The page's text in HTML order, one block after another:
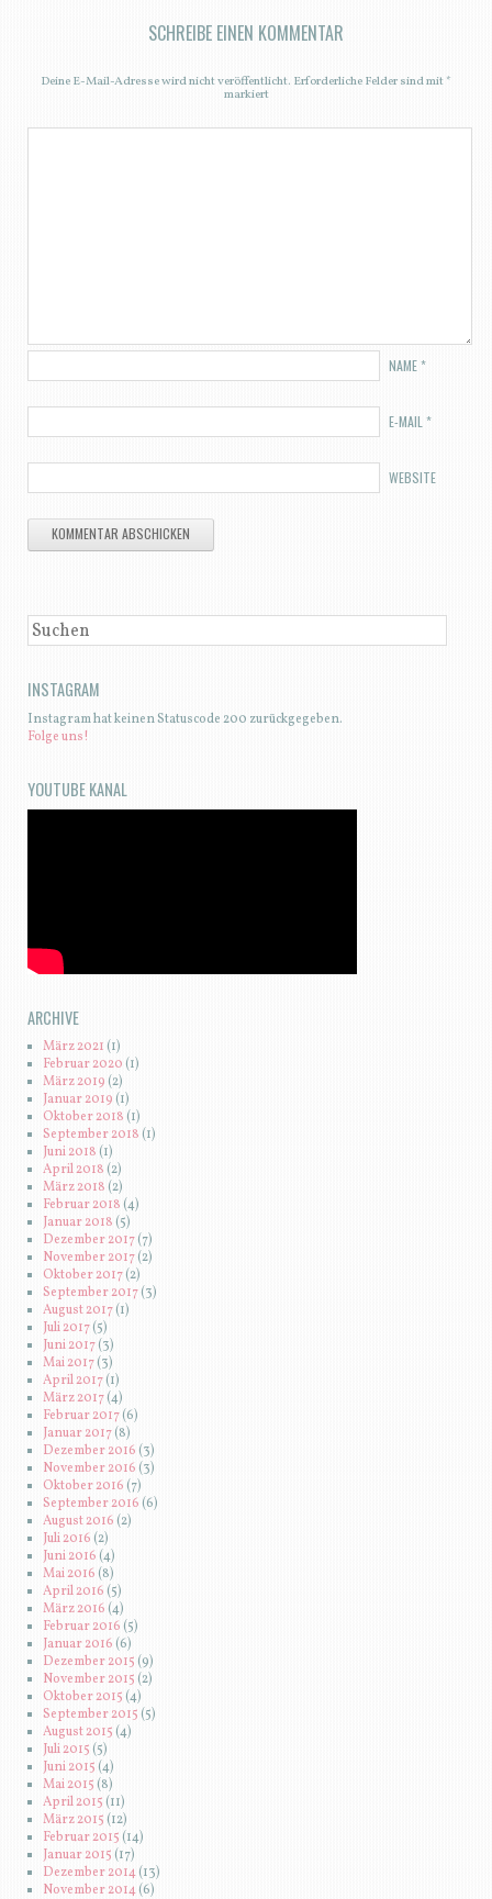
SCHREIBE EINEN KOMMENTAR
Deine E-Mail-Adresse wird nicht veröffentlicht. Erforderliche Felder sind mit*
markiert
NAME*
E-MAIL *
WEBSITE
SUCHEN
INSTAGRAM
Instagram hat keinen Statuscode 200 zurückgegeben.
Folge uns!
YOUTUBE KANAL
ARCHIVE
März 2021(1)
Februar 2020 (1)
März 2019 (2)
Januar 2019 (1)
Oktober 2018 (1)
September 2018 (1)
Juni 2018 (1)
April 2018 (2)
März 2018 (2)
Februar 2018(4)
Januar 2018 (5)
Dezember 2017(7)
November 2017(2)
Oktober 2017(2)
September 2017(3)
August 2017(1)
Juli 2017(5)
Juni 2017(3)
Mai 2017(3)
April 2017(1)
März 2017(4)
Februar 2017(6)
Januar 2017(8)
Dezember 2016 (3)
November 2016 (3)
Oktober 2016 (7)
September 2016 (6)
August 2016(2)
Juli 2016 (2)
Juni 2016 (4)
Mai 2016 (8)
April 2016 (5)
März 2016 (4)
Februar 2016(5)
Januar 2016 (6)
Dezember 2015 (9)
November 2015 (2)
Oktober 2015 (4)
September 2015 (5)
August 2015 (4)
Juli 2015 (5)
Juni 2015 (4)
Mai 2015(8)
April 2015 (11)
März 2015(12)
Februar 2015 (14)
Januar 2015 (17)
Dezember 2014(13)
November 2014(6)